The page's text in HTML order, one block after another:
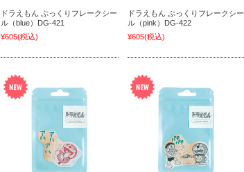
ドラえもん ぷっくりフレークシー
ル（blue）DG-421
¥605(税込)
ドラえもん ぷっくりフレークシー
ル（pink）DG-422
¥605(税込)